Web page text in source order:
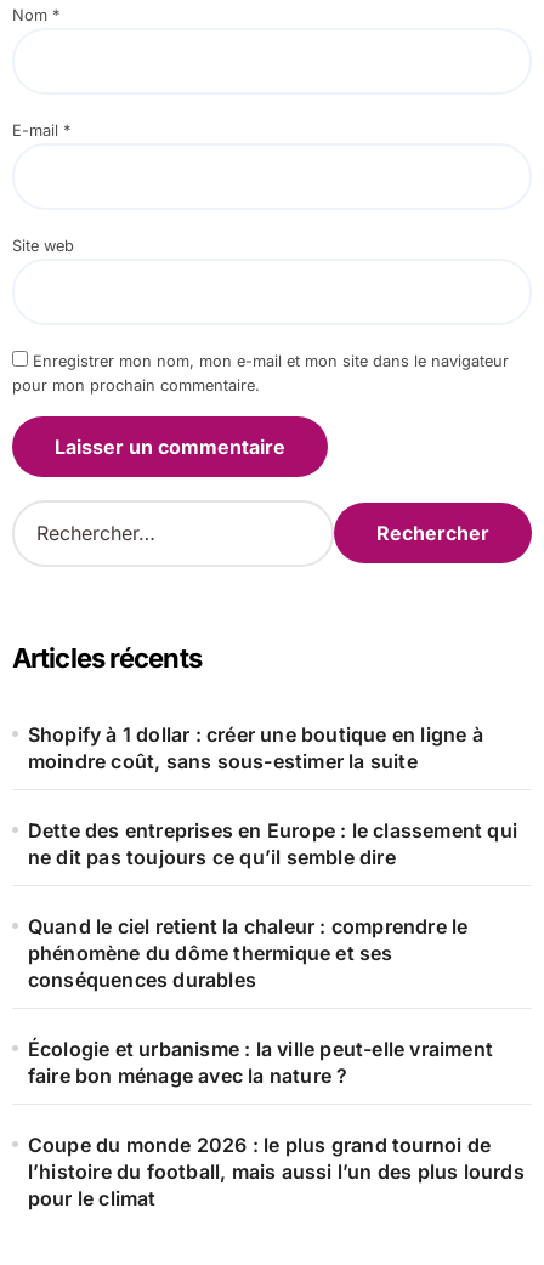
Nom *
E-mail *
Site web
Enregistrer mon nom, mon e-mail et mon site dans le navigateur
pour mon prochain commentaire.
R
e
c
e
Articles récents
Shopify à 1 dollar : créer une boutique en ligne à
moindre coût, sans sous-estimer la suite
Dette des entreprises en Europe : le classement qui
ne dit pas toujours ce qu’il semble dire
Quand le ciel retient la chaleur : comprendre le
phénomène du dôme thermique et ses
conséquences durables
Écologie et urbanisme : la ville peut-elle vraiment
faire bon ménage avec la nature ?
Coupe du monde 2026 : le plus grand tournoi de
l’histoire du football, mais aussi l’un des plus lourds
pour le climat